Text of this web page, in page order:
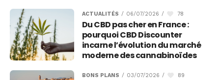
ACTUALITÉS / 06/07/2026 / 78
Du CBD pas cher en France :
pourquoi CBD Discounter
incarne l’évolution du marché
moderne des cannabinoïdes
BONS PLANS / 03/07/2026 / 89